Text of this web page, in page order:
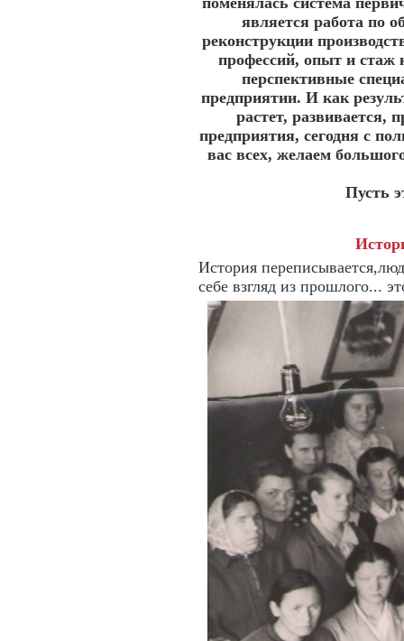
является работа по
реконструкции
профессий, опыт и стаж
перспективные
предприятии. И как
растет, развивается,
предприятия, сегодня с
вас всех, желаем
Пусть
История
себе взгляд из прошлого...